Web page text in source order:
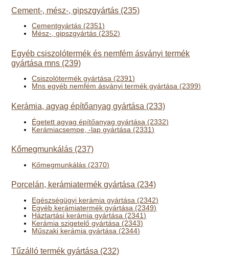
Cement-, mész-, gipszgyártás (235)
Cementgyártás (2351)
Mész-, gipszgyártás (2352)
Egyéb csiszolótermék és nemfém ásványi termék
gyártása mns (239)
Csiszolótermék gyártása (2391)
Mns egyéb nemfém ásványi termék gyártása (2399)
Kerámia, agyag építőanyag gyártása (233)
Égetett agyag építőanyag gyártása (2332)
Kerámiacsempe, -lap gyártása (2331)
Kőmegmunkálás (237)
Kőmegmunkálás (2370)
Porcelán, kerámiatermék gyártása (234)
Egészségügyi kerámia gyártása (2342)
Egyéb kerámiatermék gyártása (2349)
Háztartási kerámia gyártása (2341)
Kerámia szigetelő gyártása (2343)
Műszaki kerámia gyártása (2344)
Tűzálló termék gyártása (232)